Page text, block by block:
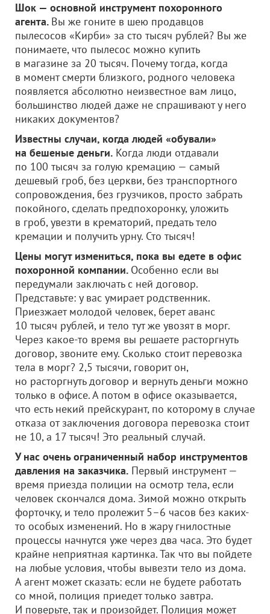
Шок — основной инструмент похоронного
агента. Вы же гоните в шею продавцов
пылесосов «Кирби» за сто тысяч рублей? Вы же
понимаете, что пылесос можно купить
в магазине за 20 тысяч. Почему тогда, когда
в момент смерти близкого, родного человека
появляется абсолютно неизвестное вам лицо,
большинство людей даже не спрашивают у него
никаких документов?
Известны случаи, когда людей «обували»
на бешеные деньги. Когда люди отдавали
по 100 тысяч за голую кремацию — самый
дешевый гроб, без церкви, без транспортного
сопровождения, без грузчиков, просто забрать
покойного, сделать предпохоронку, уложить
в гроб, увезти в крематорий, предать тело
кремации и получить урну. Сто тысяч!
Цены могут измениться, пока вы едете в офис
похоронной компании. Особенно если вы
передумали заключать с ней договор.
Представьте: у вас умирает родственник.
Приезжает молодой человек, берет аванс
10 тысяч рублей, и тело тут же увозят в морг.
Через какое-то время вы решаете расторгнуть
договор, звоните ему. Сколько стоит перевозка
тела в морг? 2,5 тысячи, говорит он,
но расторгнуть договор и вернуть деньги можно
только в офисе. А потом в офисе оказывается,
что есть некий прейскурант, по которому в случае
отказа от заключения договора перевозка стоит
не 10, а 17 тысяч! Это реальный случай.
У нас очень ограниченный набор инструментов
давления на заказчика. Первый инструмент —
время приезда полиции на осмотр тела, если
человек скончался дома. Зимой можно открыть
форточку, и тело пролежит 5–6 часов без каких-
то особых изменений. Но в жару гнилостные
процессы начнутся уже через два часа. Это будет
крайне неприятная картинка. Так что вы пойдете
на любые условия, чтобы вывезти тело из дома.
А агент может сказать: если не будете работать
со мной, полиция приедет только завтра.
И поверьте, так и произойдет. Полиция может